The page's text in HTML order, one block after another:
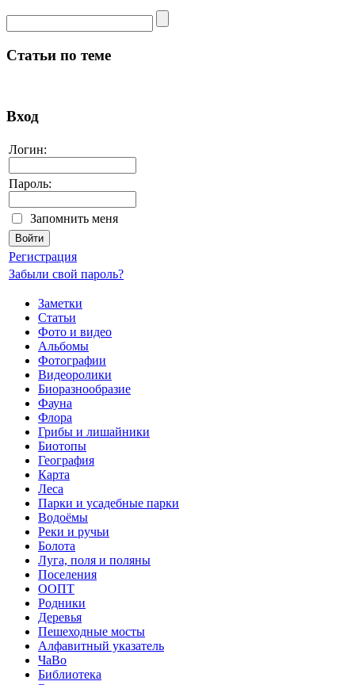
Статьи по теме
Вход
Логин:
Пароль:
Запомнить меня
Регистрация
Забыли свой пароль?
Заметки
Статьи
Фото и видео
Альбомы
Фотографии
Видеоролики
Биоразнообразие
Фауна
Флора
Грибы и лишайники
Биотопы
География
Карта
Леса
Парки и усадебные парки
Водоёмы
Реки и ручьи
Болота
Луга, поля и поляны
Поселения
ООПТ
Родники
Деревья
Пешеходные мосты
Алфавитный указатель
ЧаВо
Библиотека